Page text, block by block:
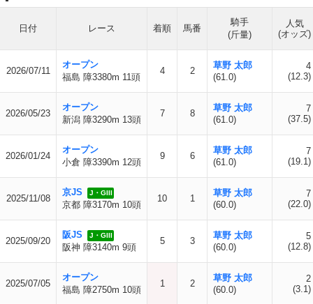
日付 レース 着順 馬番
騎手
(斤量)
人気
(オッズ)
2026/07/11
オープン
福島 障3380m 11頭
4 2
草野 太郎
(61.0)
4
(12.3)
2026/05/23
オープン
新潟 障3290m 13頭
7 8
草野 太郎
(61.0)
7
(37.5)
2026/01/24
オープン
小倉 障3390m 12頭
9 6
草野 太郎
(61.0)
7
(19.1)
2025/11/08
京JS J・GIII
京都 障3170m 10頭
10 1
草野 太郎
(60.0)
7
(22.0)
2025/09/20
阪JS J・GIII
阪神 障3140m 9頭
5 3
草野 太郎
(60.0)
5
(12.8)
2025/07/05
オープン
福島 障2750m 10頭
1 2
草野 太郎
(60.0)
2
(3.1)